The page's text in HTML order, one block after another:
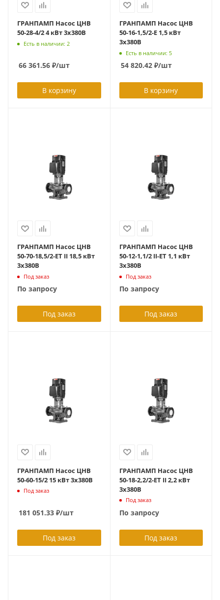
ГРАНПАМП Насос ЦНВ
50-28-4/2 4 кВт 3х380В
Есть в наличии: 2
66 361.56 ₽/шт
В корзину
ГРАНПАМП Насос ЦНВ
50-16-1,5/2-E 1,5 кВт
3х380В
Есть в наличии: 5
54 820.42₽/шт
В корзину
ГРАНПАМП Насос ЦНВ
50-70-18,5/2-ET II 18,5 кВт
3х380В
Под заказ
По запросу
Под заказ
ГРАНПАМП Насос ЦНВ
50-12-1,1/2 II-ET 1,1 кВт
3х380В
Под заказ
По запросу
Под заказ
ГРАНПАМП Насос ЦНВ
50-60-15/2 15 кВт 3х380В
Под заказ
181 051.33 ₽/шт
Под заказ
ГРАНПАМП Насос ЦНВ
50-18-2,2/2-ET II 2,2 кВт
3х380В
Под заказ
По запросу
Под заказ